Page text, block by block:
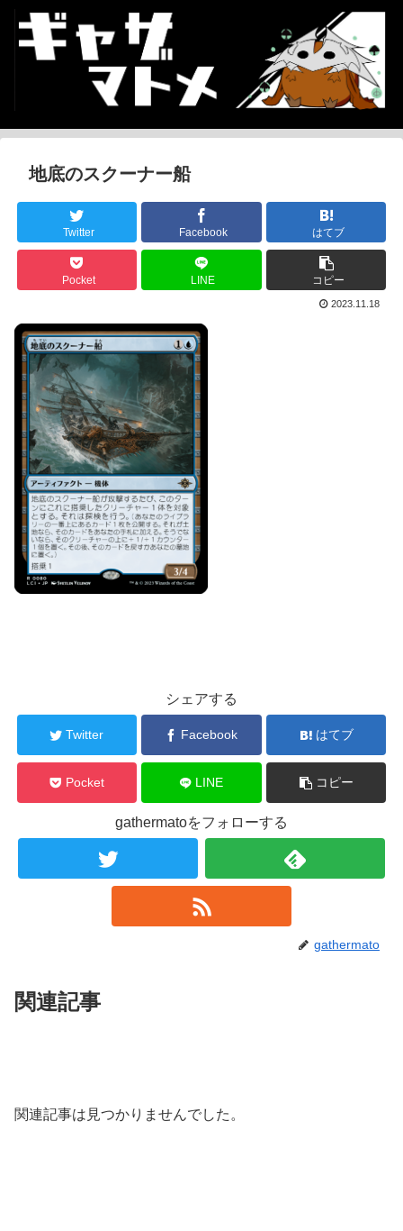
地底のスクーナー船
Twitter Facebook はてブ
Pocket LINE コピー
2023.11.18
シェアする
Twitter Facebook はてブ
Pocket LINE コピー
gathermatoをフォローする
gathermato
関連記事
関連記事は見つかりませんでした。